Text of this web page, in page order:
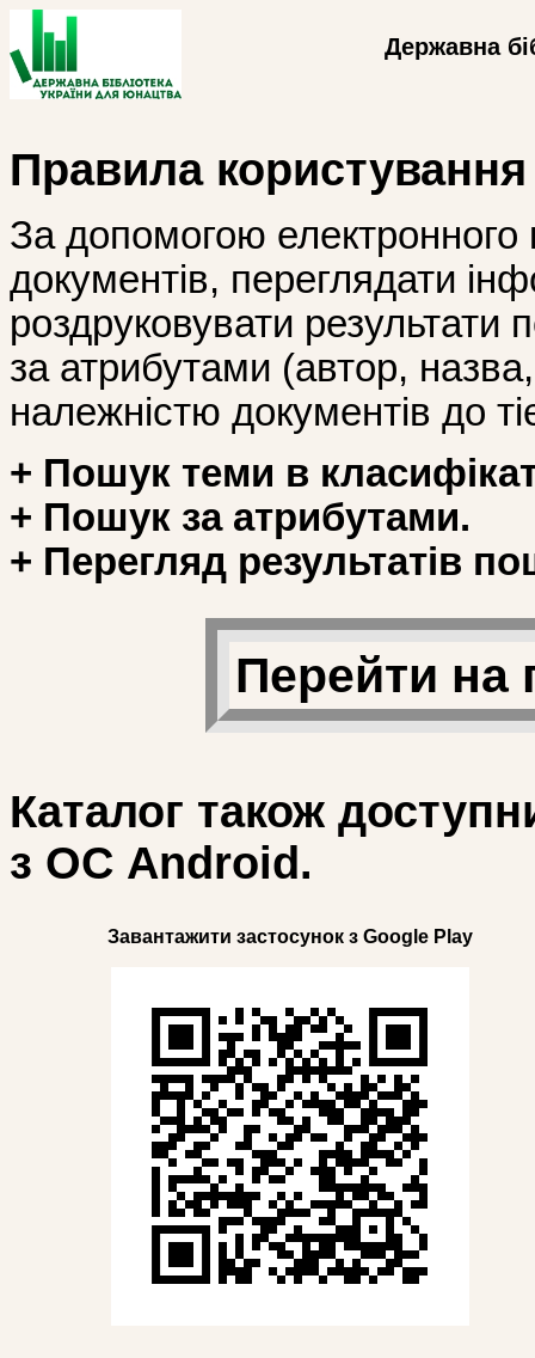
Державна
Правила
За допомогою
документів, переглядати
роздруковувати
за атрибутами (автор, назва,
належністю документів до
+ Пошук теми в
+ Пошук за атрибутами.
+ Перегляд результатів
Перейти на
Каталог також
з ОС Android.
Завантажити застосунок з Google Play